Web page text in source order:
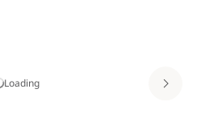
Loading